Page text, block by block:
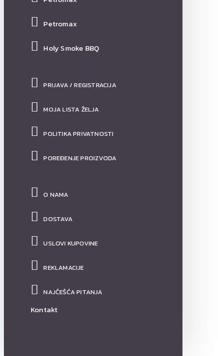
Petromax
Holy Smoke BBQ
PRIJAVA / REGISTRACIJA
MOJA LISTA ŽELJA
POLITIKA PRIVATNOSTI
POREĐENJE PROIZVODA
O NAMA
DOSTAVA
USLOVI KUPOVINE
REKLAMACIJE
NAJČEŠĆA PITANJA
Kontakt